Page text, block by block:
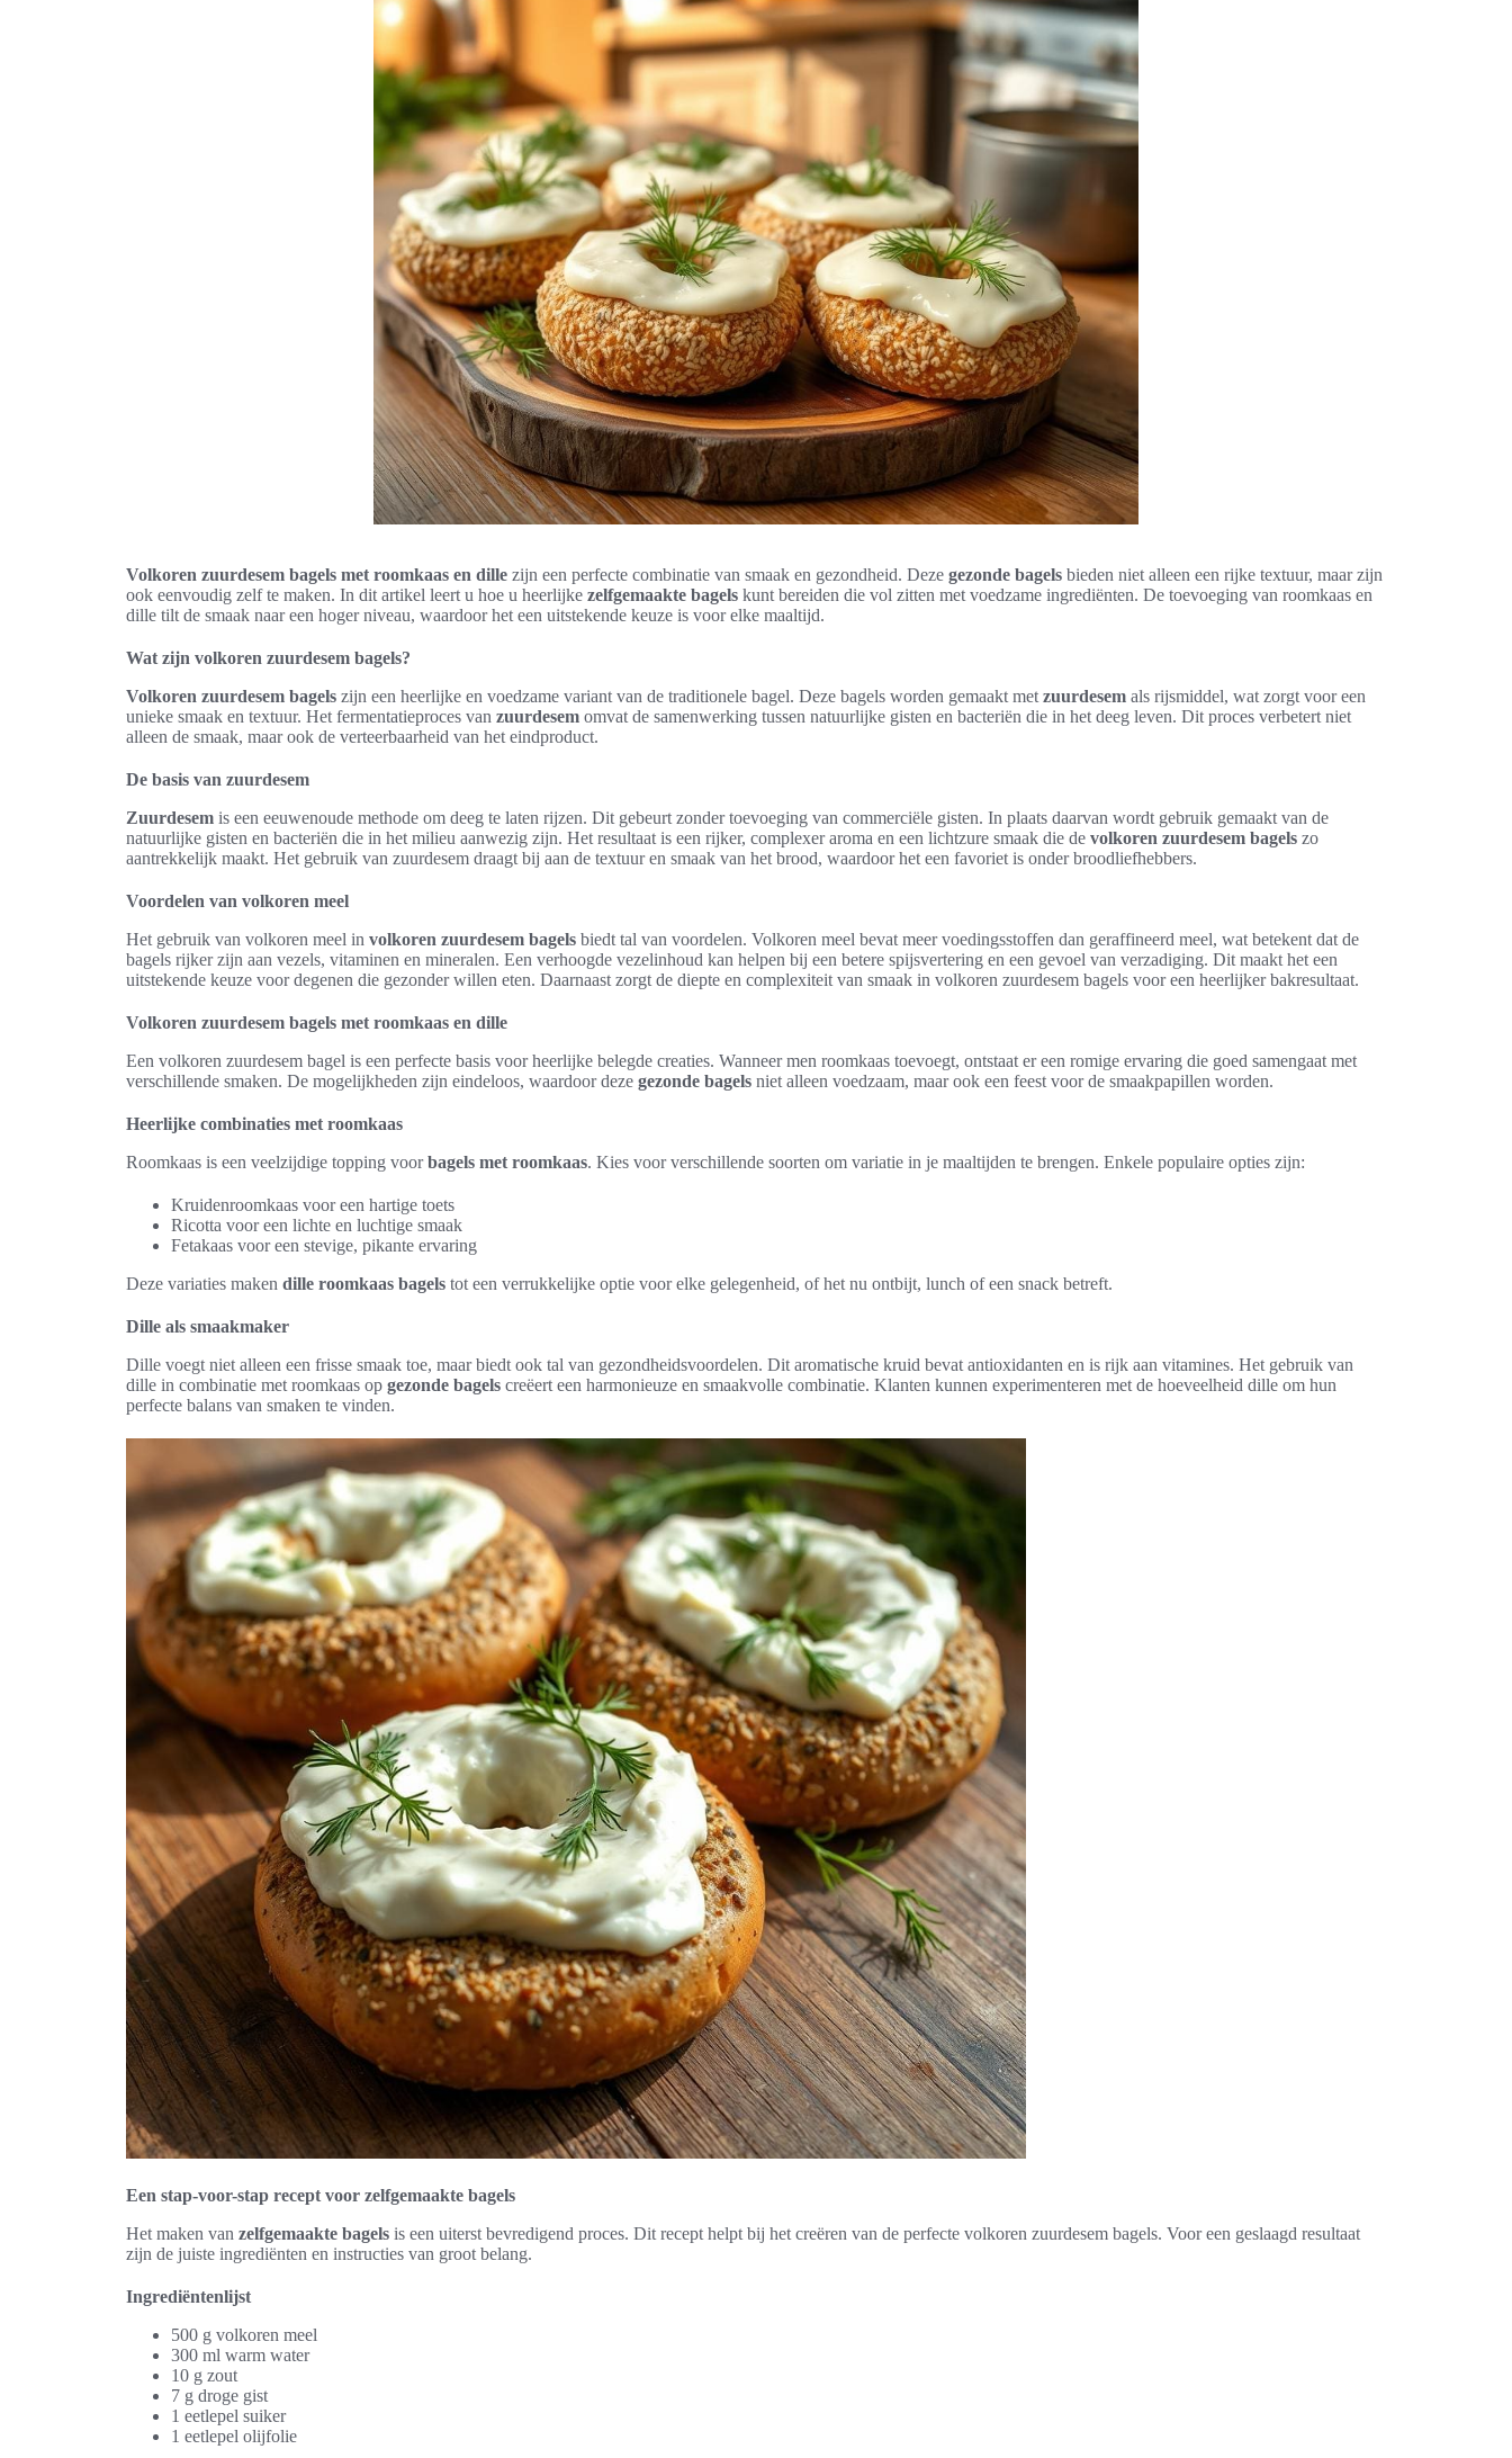
Volkoren zuurdesem bagels met roomkaas en dille zijn een perfecte combinatie van smaak en gezondheid. Deze gezonde bagels bieden niet alleen een rijke textuur, maar zijn
ook eenvoudig zelf te maken. In dit artikel leert u hoe u heerlijke zelfgemaakte bagels kunt bereiden die vol zitten met voedzame ingrediënten. De toevoeging van roomkaas en
dille tilt de smaak naar een hoger niveau, waardoor het een uitstekende keuze is voor elke maaltijd.
Wat zijn volkoren zuurdesem bagels?
Volkoren zuurdesem bagels zijn een heerlijke en voedzame variant van de traditionele bagel. Deze bagels worden gemaakt met zuurdesem als rijsmiddel, wat zorgt voor een
unieke smaak en textuur. Het fermentatieproces van zuurdesem omvat de samenwerking tussen natuurlijke gisten en bacteriën die in het deeg leven. Dit proces verbetert niet
alleen de smaak, maar ook de verteerbaarheid van het eindproduct.
De basis van zuurdesem
Zuurdesem is een eeuwenoude methode om deeg te laten rijzen. Dit gebeurt zonder toevoeging van commerciële gisten. In plaats daarvan wordt gebruik gemaakt van de
natuurlijke gisten en bacteriën die in het milieu aanwezig zijn. Het resultaat is een rijker, complexer aroma en een lichtzure smaak die de volkoren zuurdesem bagels zo
aantrekkelijk maakt. Het gebruik van zuurdesem draagt bij aan de textuur en smaak van het brood, waardoor het een favoriet is onder broodliefhebbers.
Voordelen van volkoren meel
Het gebruik van volkoren meel in volkoren zuurdesem bagels biedt tal van voordelen. Volkoren meel bevat meer voedingsstoffen dan geraffineerd meel, wat betekent dat de
bagels rijker zijn aan vezels, vitaminen en mineralen. Een verhoogde vezelinhoud kan helpen bij een betere spijsvertering en een gevoel van verzadiging. Dit maakt het een
uitstekende keuze voor degenen die gezonder willen eten. Daarnaast zorgt de diepte en complexiteit van smaak in volkoren zuurdesem bagels voor een heerlijker bakresultaat.
Volkoren zuurdesem bagels met roomkaas en dille
Een volkoren zuurdesem bagel is een perfecte basis voor heerlijke belegde creaties. Wanneer men roomkaas toevoegt, ontstaat er een romige ervaring die goed samengaat met
verschillende smaken. De mogelijkheden zijn eindeloos, waardoor deze gezonde bagels niet alleen voedzaam, maar ook een feest voor de smaakpapillen worden.
Heerlijke combinaties met roomkaas
Roomkaas is een veelzijdige topping voorbagels met roomkaas. Kies voor verschillende soorten om variatie in je maaltijden te brengen. Enkele populaire opties zijn:
Kruidenroomkaas voor een hartige toets
Ricotta voor een lichte en luchtige smaak
Fetakaas voor een stevige, pikante ervaring
Deze variaties maken dille roomkaas bagels tot een verrukkelijke optie voor elke gelegenheid, of het nu ontbijt, lunch of een snack betreft.
Dille als smaakmaker
Dille voegt niet alleen een frisse smaak toe, maar biedt ook tal van gezondheidsvoordelen. Dit aromatische kruid bevat antioxidanten en is rijk aan vitamines. Het gebruik van
dille in combinatie met roomkaas op gezonde bagels creëert een harmonieuze en smaakvolle combinatie. Klanten kunnen experimenteren met de hoeveelheid dille om hun
perfecte balans van smaken te vinden.
Een stap-voor-stap recept voor zelfgemaakte bagels
Het maken van zelfgemaakte bagels is een uiterst bevredigend proces. Dit recept helpt bij het creëren van de perfecte volkoren zuurdesem bagels. Voor een geslaagd resultaat
zijn de juiste ingrediënten en instructies van groot belang.
Ingrediëntenlijst
500 g volkoren meel
300 ml warm water
10 g zout
7 g droge gist
1 eetlepel suiker
1 eetlepel olijfolie